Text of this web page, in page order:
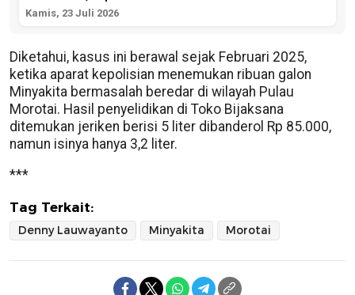
Kamis, 23 Juli 2026
Diketahui, kasus ini berawal sejak Februari 2025,
ketika aparat kepolisian menemukan ribuan galon
Minyakita bermasalah beredar di wilayah Pulau
Morotai. Hasil penyelidikan di Toko Bijaksana
ditemukan jeriken berisi 5 liter dibanderol Rp 85.000,
namun isinya hanya 3,2 liter.
***
Tag Terkait:
Denny Lauwayanto Minyakita Morotai